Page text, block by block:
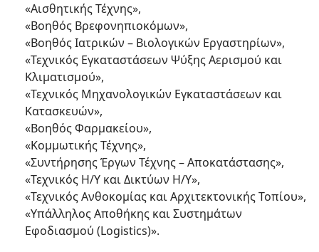
«Αισθητικής Τέχνης»,
«Βοηθός Βρεφονηπιοκόμων»,
«Βοηθός Ιατρικών – Βιολογικών Εργαστηρίων»,
«Τεχνικός Εγκαταστάσεων Ψύξης Αερισμού και
Κλιματισμού»,
«Τεχνικός Μηχανολογικών Εγκαταστάσεων και
Κατασκευών»,
«Βοηθός Φαρμακείου»,
«Κομμωτικής Τέχνης»,
«Συντήρησης Έργων Τέχνης – Αποκατάστασης»,
«Τεχνικός Η/Υ και Δικτύων Η/Υ»,
«Τεχνικός Ανθοκομίας και Αρχιτεκτονικής Τοπίου»,
«Υπάλληλος Αποθήκης και Συστημάτων
Εφοδιασμού (Logistics)».